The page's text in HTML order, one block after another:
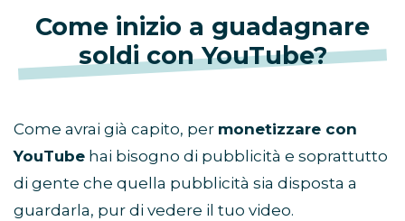
Come inizio a guadagnare
soldi con YouTube?
Come avrai già capito, per monetizzare con
YouTube hai bisogno di pubblicità e soprattutto
di gente che quella pubblicità sia disposta a
guardarla, pur di vedere il tuo video.